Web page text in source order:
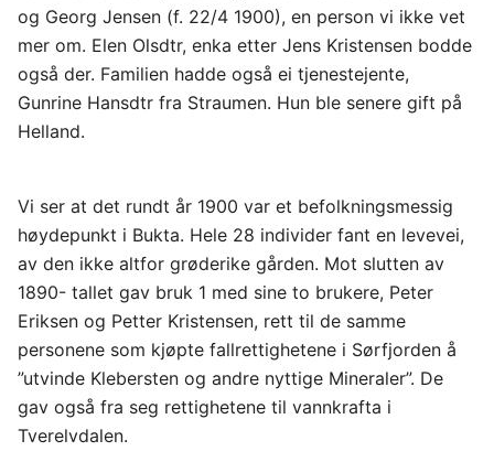
og Georg Jensen (f. 22/4 1900), en person vi ikke vet
mer om. Elen Olsdtr, enka etter Jens Kristensen bodde
også der. Familien hadde også ei tjenestejente,
Gunrine Hansdtr fra Straumen. Hun ble senere gift på
Helland.
Vi ser at det rundt år 1900 var et befolkningsmessig
høydepunkt i Bukta. Hele 28 individer fant en levevei,
av den ikke altfor grøderike gården. Mot slutten av
1890- tallet gav bruk 1 med sine to brukere, Peter
Eriksen og Petter Kristensen, rett til de samme
personene som kjøpte fallrettighetene i Sørfjorden å
”utvinde Klebersten og andre nyttige Mineraler”. De
gav også fra seg rettighetene til vannkrafta i
Tverelvdalen.